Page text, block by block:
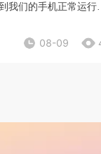
我们的手机正常运行
更加方便的照片拼图
08-09